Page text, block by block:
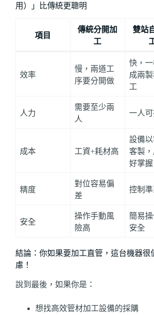
用）」比傳統更聰明
項目
傳統分開加
工
雙站
效率
慢，兩道工
序要分開做
快，
成兩
工
人力
需要至少兩
人
一人
成本 工資+耗材高
設備
客製
好掌握
精度
對位容易偏
差
控制
安全
操作手動風
險高
簡易
安全
結論：你如果要加工直管，這台機器很
慮！
說到最後，如果你是：
想找高效管材加工設備的採購